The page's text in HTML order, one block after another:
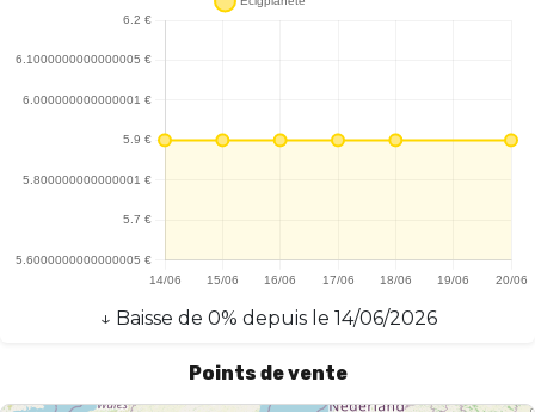
↓ Baisse de 0% depuis le 14/06/2026
Points de vente